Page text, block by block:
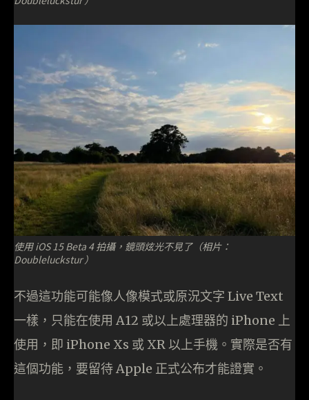
使用 iOS 15 Beta 4 拍攝，鏡頭炫光不見了（相片：
Doubleluckstur ）
不過這功能可能像人像模式或原況文字 Live Text
一樣，只能在使用 A12 或以上處理器的 iPhone 上
使用，即 iPhone Xs 或 XR 以上手機。實際是否有
這個功能，要留待 Apple 正式公布才能證實。